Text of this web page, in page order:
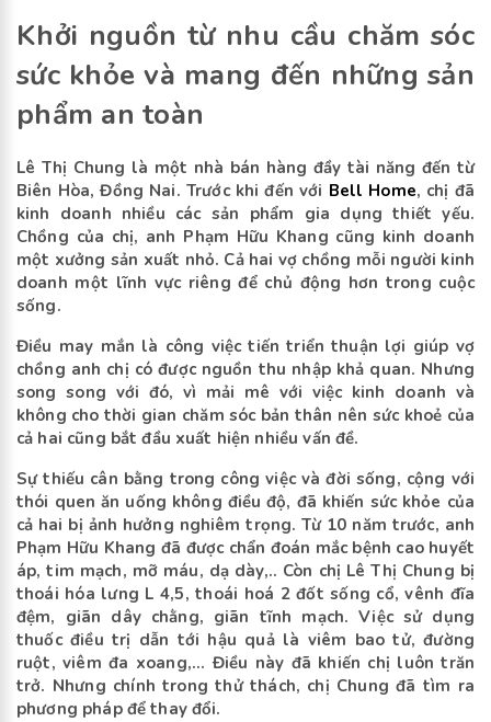
Khởi nguồn từ nhu cầu chăm sóc
sức khỏe và mang đến những sản
phẩm an toàn
Lê Thị Chung là một nhà bán hàng đầy tài năng đến từ
Biên Hòa, Đồng Nai. Trước khi đến với Bell Home, chị đã
kinh doanh nhiều các sản phẩm gia dụng thiết yếu.
Chồng của chị, anh Phạm Hữu Khang cũng kinh doanh
một xưởng sản xuất nhỏ. Cả hai vợ chồng mỗi người kinh
doanh một lĩnh vực riêng để chủ động hơn trong cuộc
sống.
Điều may mắn là công việc tiến triển thuận lợi giúp vợ
chồng anh chị có được nguồn thu nhập khả quan. Nhưng
song song với đó, vì mải mê với việc kinh doanh và
không cho thời gian chăm sóc bản thân nên sức khoẻ của
cả hai cũng bắt đầu xuất hiện nhiều vấn đề.
Sự thiếu cân bằng trong công việc và đời sống, cộng với
thói quen ăn uống không điều độ, đã khiến sức khỏe của
cả hai bị ảnh hưởng nghiêm trọng. Từ 10 năm trước, anh
Phạm Hữu Khang đã được chẩn đoán mắc bệnh cao huyết
áp, tim mạch, mỡ máu, dạ dày,.. Còn chị Lê Thị Chung bị
thoái hóa lưng L 4,5, thoái hoá 2 đốt sống cổ, vênh đĩa
đệm, giãn dây chằng, giãn tĩnh mạch. Việc sử dụng
thuốc điều trị dẫn tới hậu quả là viêm bao tử, đường
ruột, viêm đa xoang,... Điều này đã khiến chị luôn trăn
trở. Nhưng chính trong thử thách, chị Chung đã tìm ra
phương pháp để thay đổi.